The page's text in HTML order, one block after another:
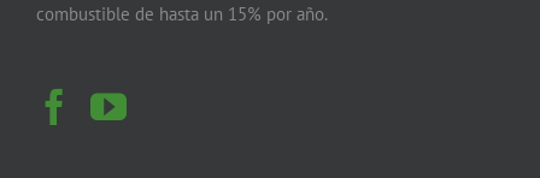
combustible de hasta un 15% por año.